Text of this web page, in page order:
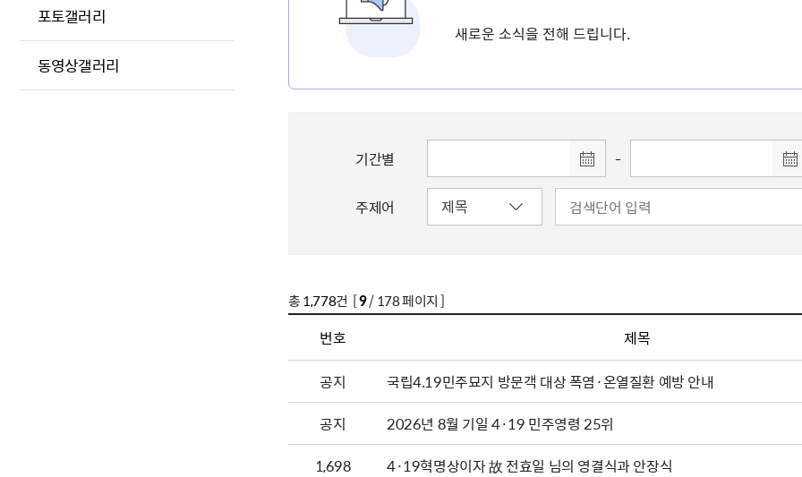
포토갤러리
동영상갤러리
새로운 소식을 전해 드립니다.
기간별 -
주제어
총1,778건 [9/ 178 페이지 ]
번호 제목
공지
국립4.19민주묘지 방문객 대상 폭염·온열질환 예방 안내
공지
2026년 8월 기일 4·19 민주영령 25위
1,698
4·19혁명상이자 故 전효일 님의 영결식과 안장식